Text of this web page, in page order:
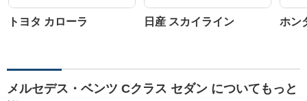
トヨタ カローラ 日産 スカイライン ホン
メルセデス・ベンツ Cクラス セダン についてもっと